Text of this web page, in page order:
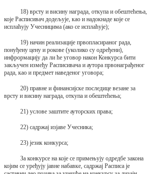
18) врсту и висину награда, откупа и обештећења,
које Расписивач додељује, као и надокнаде које се
исплаћују Учесницима (ако се исплаћује);
19) начин реализације првопласираног рада,
понуђену цену и рокове (уколико су одређени),
инфрормацију да ли ће уговор након Конкурса бити
закључен између Расписивача и аутора првонаграђеног
рада, као и предмет наведеног уговора;
20) правне и финансијске последице везане за
врсту и висину награда, откупа и обештећења;
21) услове заштите ауторских права;
22) садржај изјаве Учесника;
23) језик конкурса;
За конкурсе на које се примењују одредбе закона
којим се уређују јавне набавке, садржај Расписа је